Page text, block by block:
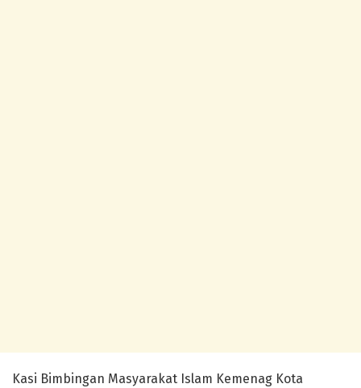
Kasi Bimbingan Masyarakat Islam Kemenag Kota